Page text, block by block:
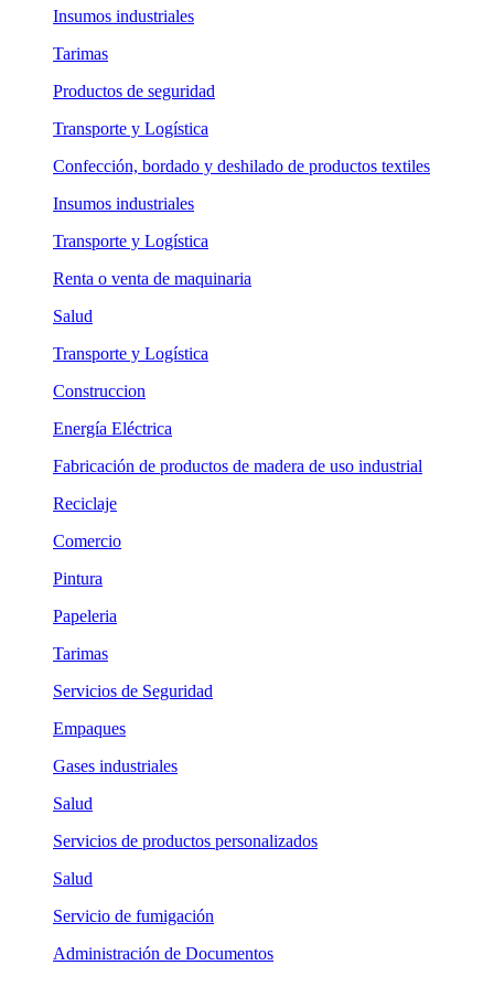
Insumos industriales
Tarimas
Productos de seguridad
Transporte y Logística
Confección, bordado y deshilado de productos textiles
Insumos industriales
Transporte y Logística
Renta o venta de maquinaria
Salud
Transporte y Logística
Construccion
Energía Eléctrica
Fabricación de productos de madera de uso industrial
Reciclaje
Comercio
Pintura
Papeleria
Tarimas
Servicios de Seguridad
Empaques
Gases industriales
Salud
Servicios de productos personalizados
Salud
Servicio de fumigación
Administración de Documentos